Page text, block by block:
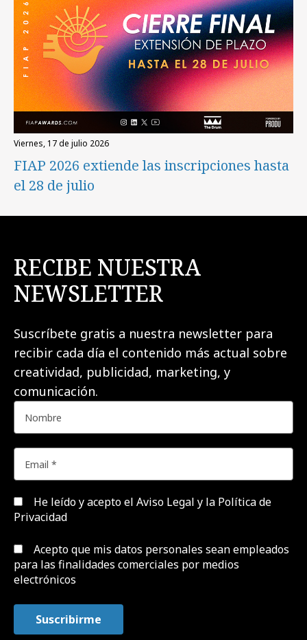
viernes, 17 de julio 2026
FIAP 2026 extiende las inscripciones hasta
el 28 de julio
RECIBE NUESTRA
NEWSLETTER
Suscríbete gratis a nuestra newsletter para
recibir cada día el contenido más actual sobre
creatividad, publicidad, marketing, y
comunicación.
He leído y acepto el Aviso Legal y la Política de
Privacidad
Acepto que mis datos personales sean empleados
para las finalidades comerciales por medios
electrónicos